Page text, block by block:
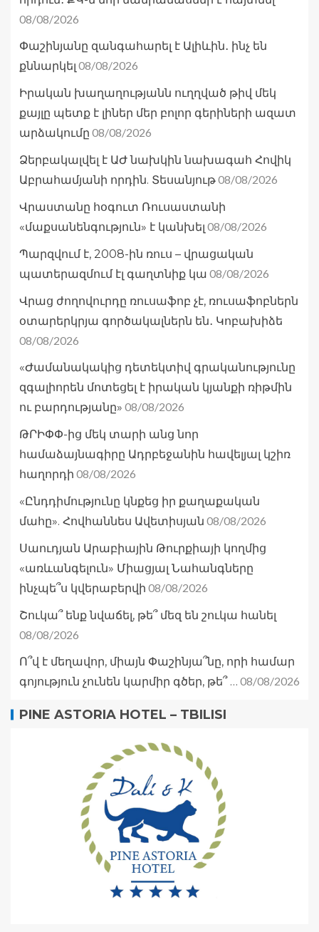
08/08/2026
Փաշինյանը զանգահարել է Ալիևին․ ինչ են
քննարկել 08/08/2026
Իրական խաղաղությանն ուղղված թիվ մեկ
քայլը պետք է լիներ մեր բոլոր գերիների ազատ
արձակումը 08/08/2026
Ձերբակալվել է ԱԺ նախկին նախագահ Հովիկ
Աբրահամյանի որդին. Տեսանյութ08/08/2026
Վրաստանը հօգուտ Ռուսաստանի
«մաքսանենգություն» է կանխել 08/08/2026
Պարզվում է, 2008-ին ռուս – վրացական
պատերազմում էլ գաղտնիք կա 08/08/2026
Վրաց ժողովուրդը ռուսաֆոբ չէ, ռուսաֆոբներն
օտարերկրյա գործակալներն են․ Կոբախիձե
08/08/2026
«Ժամանակակից դետեկտիվ գրականությունը
զգալիորեն մոտեցել է իրական կյանքի ռիթմին
ու բարդությանը» 08/08/2026
ԹՐԻՓՓ-ից մեկ տարի անց նոր
համաձայնագիրը Ադրբեջանին հավելյալ կշիռ
հաղորդի 08/08/2026
«Ընդդիմությունը կնքեց իր քաղաքական
մահը». Հովհաննես Ավետիսյան 08/08/2026
Սաուդյան Արաբիային Թուրքիայի կողմից
«առևանգելուն» Միացյալ Նահանգները
ինչպե՞ս կվերաբերվի 08/08/2026
Շուկա՞ ենք նվաճել, թե՞ մեզ են շուկա հանել
08/08/2026
Ո՞վ է մեղավոր, միայն Փաշինյա՞նը, որի համար
գոյություն չունեն կարմիր գծեր, թե՞ … 08/08/2026
PINE ASTORIA HOTEL – TBILISI